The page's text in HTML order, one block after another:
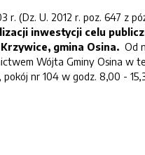
(Dz. U. 2012 r. poz. 647 z
inwestycji celu
gmina Osina. Od
Wójta Gminy Osina w
nr 104 w godz. 8,00 -